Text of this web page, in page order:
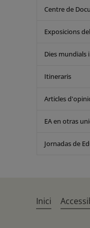
Centre de
Exposicions
Dies mundials
Itineraris
Articles
EA en otras
Jornadas de
Inici